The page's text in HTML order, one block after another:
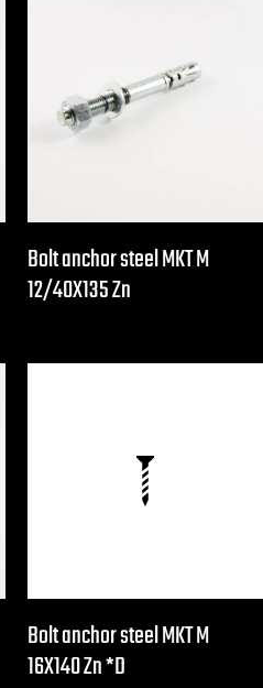
Bolt anchor steel MKT M
12/40X135 Zn
Bolt anchor steel MKT M
16X140 Zn *D